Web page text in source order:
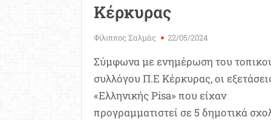
Κέρκυρας
Φίλιππος Σαλμάς 22/05/2024
Σύμφωνα με ενημέρωση του
συλλόγου Π.Ε Κέρκυρας, οι
«Ελληνικής Pisa» που είχαν
προγραμματιστεί σε 5 δημοτικά